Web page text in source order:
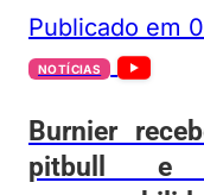
Publicado em
NOTÍCIAS
Burnier
pitbull e